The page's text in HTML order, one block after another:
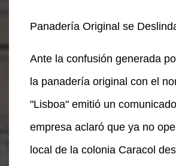
Panadería Original se
Ante la confusión generada
la panadería original con el
"Lisboa" emitió un
empresa aclaró que ya no
local de la colonia Caracol